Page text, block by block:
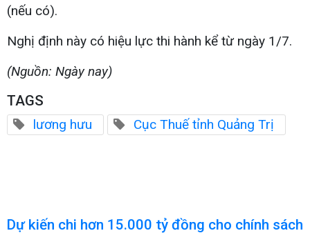
(nếu có).
Nghị định này có hiệu lực thi hành kể từ ngày 1/7.
(Nguồn: Ngày nay)
TAGS
lương hưu Cục Thuế tỉnh Quảng Trị
Dự kiến chi hơn 15.000 tỷ đồng cho chính sách